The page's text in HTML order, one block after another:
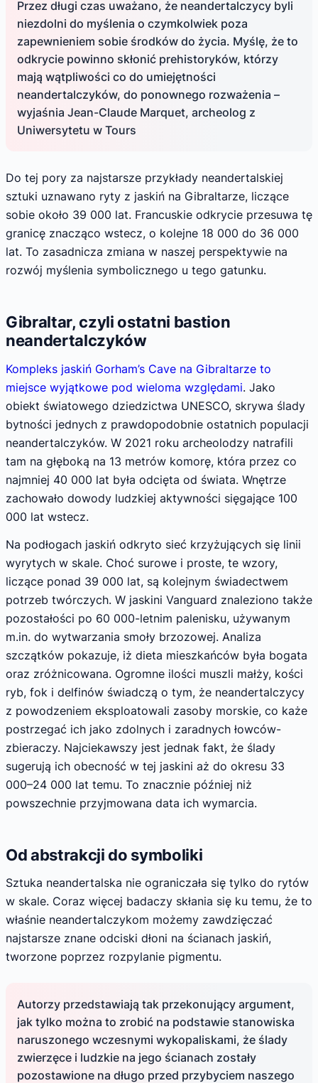
Przez długi czas uważano, że neandertalczycy byli
niezdolni do myślenia o czymkolwiek poza
zapewnieniem sobie środków do życia. Myślę, że to
odkrycie powinno skłonić prehistoryków, którzy
mają wątpliwości co do umiejętności
neandertalczyków, do ponownego rozważenia –
wyjaśnia Jean-Claude Marquet, archeolog z
Uniwersytetu w Tours
Do tej pory za najstarsze przykłady neandertalskiej
sztuki uznawano ryty z jaskiń na Gibraltarze, liczące
sobie około 39 000 lat. Francuskie odkrycie przesuwa tę
granicę znacząco wstecz, o kolejne 18 000 do 36 000
lat. To zasadnicza zmiana w naszej perspektywie na
rozwój myślenia symbolicznego u tego gatunku.
Gibraltar, czyli ostatni bastion
neandertalczyków
Kompleks jaskiń Gorham’s Cave na Gibraltarze to
miejsce wyjątkowe pod wieloma względami. Jako
obiekt światowego dziedzictwa UNESCO, skrywa ślady
bytności jednych z prawdopodobnie ostatnich populacji
neandertalczyków. W 2021 roku archeolodzy natrafili
tam na głęboką na 13 metrów komorę, która przez co
najmniej 40 000 lat była odcięta od świata. Wnętrze
zachowało dowody ludzkiej aktywności sięgające 100
000 lat wstecz.
Na podłogach jaskiń odkryto sieć krzyżujących się linii
wyrytych w skale. Choć surowe i proste, te wzory,
liczące ponad 39 000 lat, są kolejnym świadectwem
potrzeb twórczych. W jaskini Vanguard znaleziono także
pozostałości po 60 000-letnim palenisku, używanym
m.in. do wytwarzania smoły brzozowej. Analiza
szczątków pokazuje, iż dieta mieszkańców była bogata
oraz zróżnicowana. Ogromne ilości muszli małży, kości
ryb, fok i delfinów świadczą o tym, że neandertalczycy
z powodzeniem eksploatowali zasoby morskie, co każe
postrzegać ich jako zdolnych i zaradnych łowców-
zbieraczy. Najciekawszy jest jednak fakt, że ślady
sugerują ich obecność w tej jaskini aż do okresu 33
000–24 000 lat temu. To znacznie później niż
powszechnie przyjmowana data ich wymarcia.
Od abstrakcji do symboliki
Sztuka neandertalska nie ograniczała się tylko do rytów
w skale. Coraz więcej badaczy skłania się ku temu, że to
właśnie neandertalczykom możemy zawdzięczać
najstarsze znane odciski dłoni na ścianach jaskiń,
tworzone poprzez rozpylanie pigmentu.
Autorzy przedstawiają tak przekonujący argument,
jak tylko można to zrobić na podstawie stanowiska
naruszonego wczesnymi wykopaliskami, że ślady
zwierzęce i ludzkie na jego ścianach zostały
pozostawione na długo przed przybyciem naszego